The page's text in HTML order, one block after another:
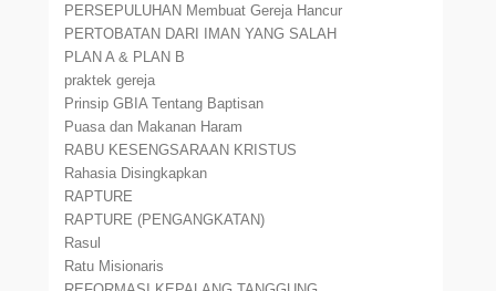
PERSEPULUHAN Membuat Gereja Hancur
PERTOBATAN DARI IMAN YANG SALAH
PLAN A & PLAN B
praktek gereja
Prinsip GBIA Tentang Baptisan
Puasa dan Makanan Haram
RABU KESENGSARAAN KRISTUS
Rahasia Disingkapkan
RAPTURE
RAPTURE (PENGANGKATAN)
Rasul
Ratu Misionaris